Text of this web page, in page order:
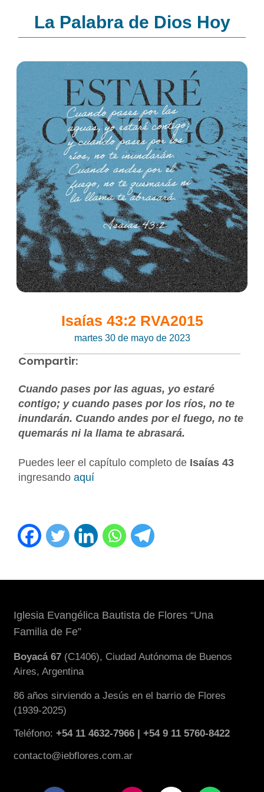
La Palabra de Dios Hoy
Isaías 43:2 RVA2015
martes 30 de mayo de 2023
Compartir:
Cuando pases por las aguas, yo estaré
contigo; y cuando pases por los ríos, no te
inundarán. Cuando andes por el fuego, no te
quemarás ni la llama te abrasará.
Puedes leer el capítulo completo de Isaías 43
ingresandoaquí
Iglesia Evangélica Bautista de Flores “Una
Familia de Fe”
Boyacá 67 (C1406), Ciudad Autónoma de Buenos
Aires, Argentina
86 años sirviendo a Jesús en el barrio de Flores
(1939-2025)
Teléfono:+54 11 4632-7966 | +54 9 11 5760-8422
contacto@iebflores.com.ar